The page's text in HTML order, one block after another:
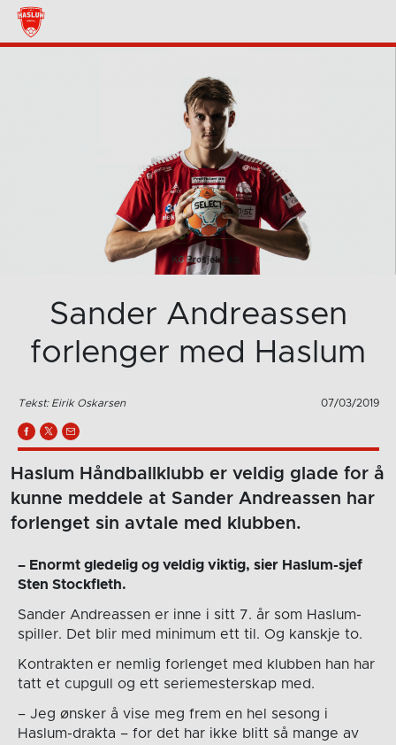
Sander Andreassen
forlenger med Haslum
Tekst: Eirik Oskarsen 07/03/2019
Haslum Håndballklubb er veldig glade for å
kunne meddele at Sander Andreassen har
forlenget sin avtale med klubben.
– Enormt gledelig og veldig viktig, sier Haslum-sjef
Sten Stockfleth.
Sander Andreassen er inne i sitt 7. år som Haslum-
spiller. Det blir med minimum ett til. Og kanskje to.
Kontrakten er nemlig forlenget med klubben han har
tatt et cupgull og ett seriemesterskap med.
– Jeg ønsker å vise meg frem en hel sesong i
Haslum-drakta – for det har ikke blitt så mange av